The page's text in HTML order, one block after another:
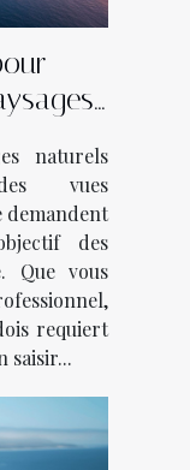
naturels
vues
demandent
des
Que vous
requiert
saisir...